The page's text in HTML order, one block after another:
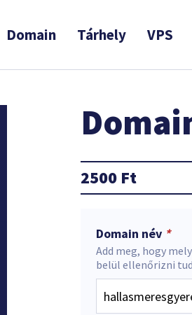
Domain Tárhely VPS
2500 Ft
Domain név *
Add meg, hogy
belül ellenőrizni